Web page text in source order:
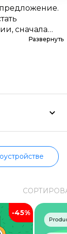
сначала
по цене,
Развернуть
-45%